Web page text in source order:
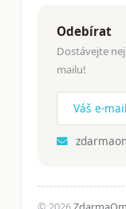
Odebírat
Dostávejte
mailu!